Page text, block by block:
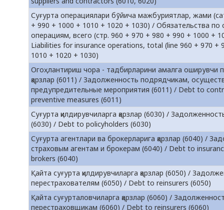
Суғурта операциялари бўйича мажбуриятлар, жами
+ 990 + 1000 + 1010 + 1020 + 1030) / Обязательства по
операциям, всего (стр. 960 + 970 + 980 + 990 + 1000 +
Liabilities for insurance operations, total (line 960 + 970 +
1010 + 1020 + 1030)
Огоҳлантириш чора - тадбирларини амалга оширувчи
қарзлар (6011) / Задолженность подрядчикам,
предупредительные мероприятия (6011) / Debt to
preventive measures (6011)
Суғурта қилдирувчиларга қарзлар (6030) /
(6030) / Debt to policyholders (6030)
Суғурта агентлари ва брокерларига қарзлар (6040) /
страховым агентам и брокерам (6040) / Debt to
brokers (6040)
Қайта суғурта қилдирувчиларга қарзлар (6050) /
перестрахователям (6050) / Debt to reinsurers (6050)
Қайта суғурталовчиларга қарзлар (6060) /
перестраховщикам (6060) / Debt to reinsurers (6060)